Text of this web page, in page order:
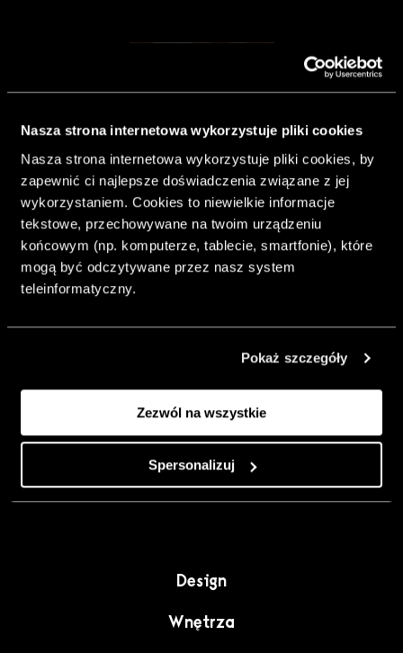
Nasza strona internetowa wykorzystuje pliki cookies
Nasza strona internetowa wykorzystuje pliki cookies, by
zapewnić ci najlepsze doświadczenia związane z jej
wykorzystaniem. Cookies to niewielkie informacje
tekstowe, przechowywane na twoim urządzeniu
końcowym (np. komputerze, tablecie, smartfonie), które
mogą być odczytywane przez nasz system
teleinformatyczny.
Pokaż szczegóły
Zezwól na wszystkie
Spersonalizuj
& Living 40.
„Dom bardziej
Twój. Odważ się
urządzić go
rzemiosło jako
punkt wyjścia
do wnętrz
pełnych
charakteru”.
Design
Wnętrza